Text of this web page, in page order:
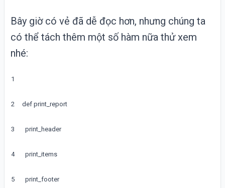
Bây giờ có vẻ đã dễ đọc hơn, nhưng chúng ta
có thể tách thêm một số hàm nữa thử xem
nhé:
1
2
3
4
5
def print_report
print_header
print_items
print_footer